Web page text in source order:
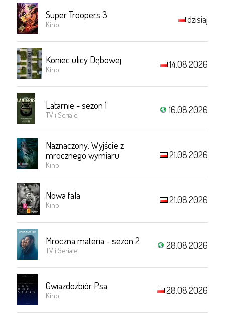
Super Troopers 3
Kino dzisiaj
Koniec ulicy Dębowej
Kino 14.08.2026
Latarnie - sezon 1
TV i Seriale 16.08.2026
Naznaczony: Wyjście z
mrocznego wymiaru
Kino
21.08.2026
Nowa fala
Kino 21.08.2026
Mroczna materia - sezon 2
TV i Seriale 28.08.2026
Gwiazdozbiór Psa
Kino 28.08.2026